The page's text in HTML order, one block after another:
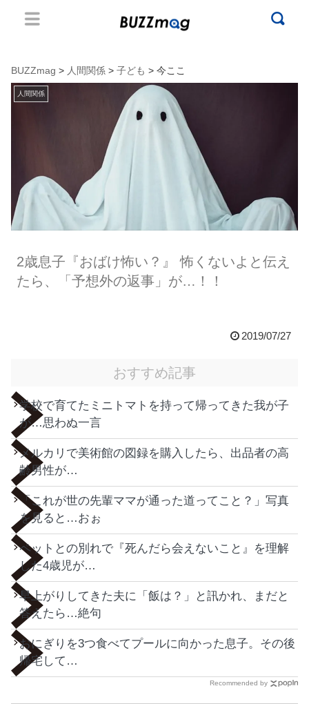
BUZZmag > 人間関係 > 子ども > 今ここ
人間関係
2歳息子『おばけ怖い？』 怖くないよと伝え
たら、「予想外の返事」が…！！
2019/07/27
おすすめ記事
学校で育てたミニトマトを持って帰ってきた我が子
が…思わぬ一言
メルカリで美術館の図録を購入したら、出品者の高
齢男性が…
「これが世の先輩ママが通った道ってこと？」写真
を見ると…おぉ
ペットとの別れで『死んだら会えないこと』を理解
した4歳児が…
早上がりしてきた夫に「飯は？」と訊かれ、まだと
答えたら…絶句
おにぎりを3つ食べてプールに向かった息子。その後
帰宅して…
Recommended by